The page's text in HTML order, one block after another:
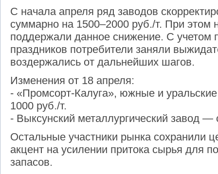
С начала апреля ряд заводов
суммарно на 1500–2000 руб./т. При этом
поддержали данное снижение. С
праздников потребители заняли
воздержались от дальнейших шагов.
Изменения от 18 апреля:
- «Промсорт-Калуга», южные и
1000 руб./т.
- Выксунский металлургический завод —
Остальные участники рынка сохранили
акцент на усилении притока сырья для
запасов.